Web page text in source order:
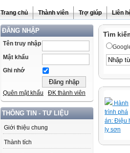
Trang chủ Thành viên Trợ giúp Liên
ĐĂNG NHẬP
Tên truy nhập
Mật khẩu
Ghi nhớ
Quên mật khẩu ĐK thành viên
THÔNG TIN - TƯ LIỆU
Giới thiệu chung
Thành tích
Tìm
Hành
trình phá
án: Điệu
ly sơn